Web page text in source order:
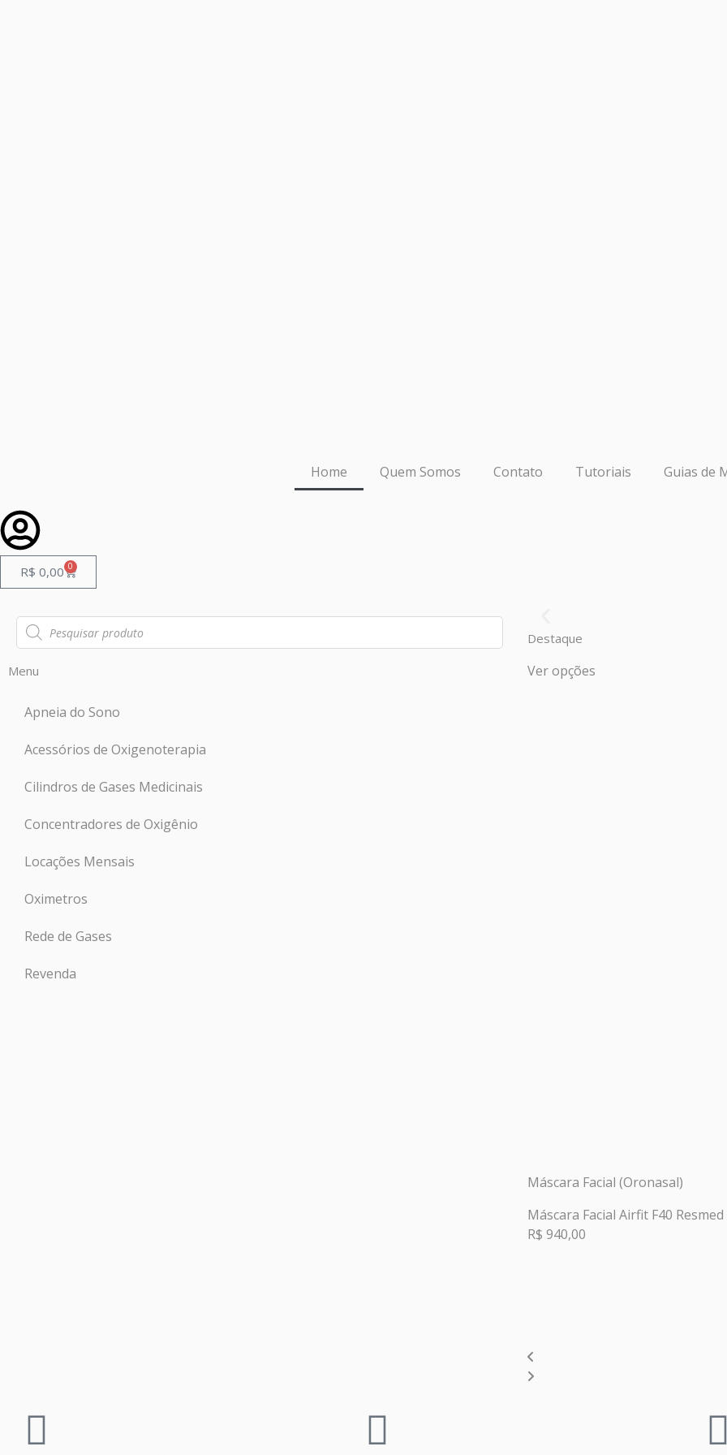
Home Quem Somos Contato Tutoriais Guias de
R$ 0,00 0
Menu
Apneia do Sono
Acessórios de Oxigenoterapia
Cilindros de Gases Medicinais
Concentradores de Oxigênio
Locações Mensais
Oximetros
Rede de Gases
Revenda
Destaque
Ver opções
Máscara Facial (Oronasal)
Máscara Facial Airfit F40 Resmed
R$ 940,00